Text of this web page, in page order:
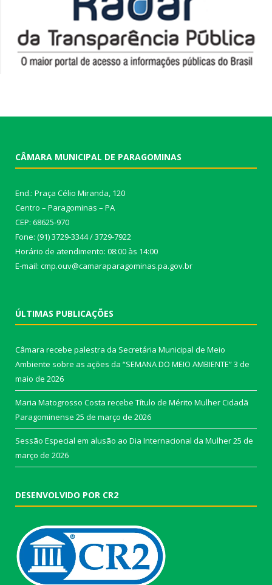
CÂMARA MUNICIPAL DE PARAGOMINAS
End.: Praça Célio Miranda, 120
Centro – Paragominas – PA
CEP: 68625-970
Fone: (91) 3729-3344 / 3729-7922
Horário de atendimento: 08:00 às 14:00
E-mail: cmp.ouv@camaraparagominas.pa.gov.br
ÚLTIMAS PUBLICAÇÕES
Câmara recebe palestra da Secretária Municipal de Meio
Ambiente sobre as ações da “SEMANA DO MEIO AMBIENTE”3 de
maio de 2026
Maria Matogrosso Costa recebe Título de Mérito Mulher Cidadã
Paragominense 25 de março de 2026
Sessão Especial em alusão ao Dia Internacional da Mulher25 de
março de 2026
DESENVOLVIDO POR CR2